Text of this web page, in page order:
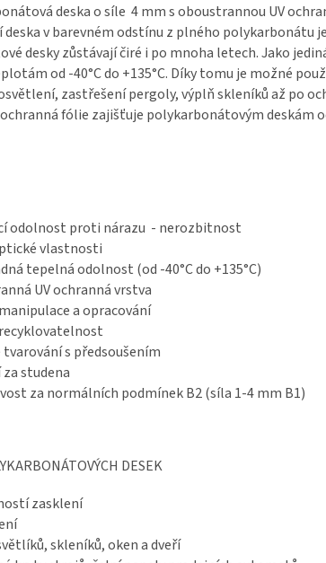
deska o síle 4 mms oboustrannou UV
v barevném odstínu z plného polykarbonátu
deskyzůstávají čiré i po mnoha letech. Jako
od -40°C do +135°C. Díky tomu je možné
zastřešení pergoly, výplň skleníků až po
fólie zajišťuje polykarbonátovým deskám
odolnost proti nárazu - nerozbitnost
vlastnosti
tepelná odolnost (od -40°C do +135°C)
UV ochranná vrstva
a opracování
tvarování s předsoušením
studena
za normálních podmínek B2 (síla 1-4 mm B1)
DESEK
zasklení
skleníků, oken a dveří